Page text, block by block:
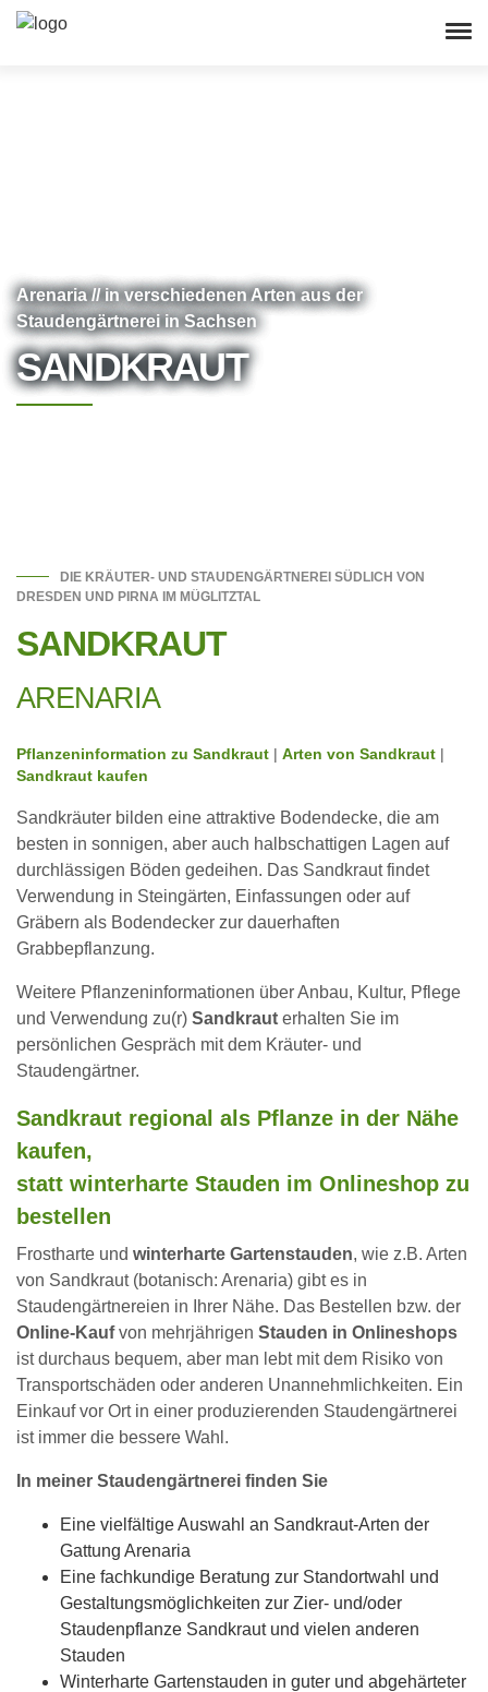
Arenaria // in verschiedenen Arten aus der
Staudengärtnerei in Sachsen
SANDKRAUT
DIE KRÄUTER- UND STAUDENGÄRTNEREI SÜDLICH VON
DRESDEN UND PIRNA IM MÜGLITZTAL
SANDKRAUT
ARENARIA
Pflanzeninformation zu Sandkraut Arten von Sandkraut
Sandkraut kaufen
Sandkräuter bilden eine attraktive Bodendecke, die am
besten in sonnigen, aber auch halbschattigen Lagen auf
durchlässigen Böden gedeihen. Das Sandkraut findet
Verwendung in Steingärten, Einfassungen oder auf
Gräbern als Bodendecker zur dauerhaften
Grabbepflanzung.
Weitere Pflanzeninformationen über Anbau, Kultur, Pflege
und Verwendung zu(r) Sandkraut erhalten Sie im
persönlichen Gespräch mit dem Kräuter- und
Staudengärtner.
Sandkraut regional als Pflanze in der Nähe
kaufen,
statt winterharte Stauden im Onlineshop zu
bestellen
Frostharte und winterharte Gartenstauden, wie z.B. Arten
von Sandkraut (botanisch: Arenaria) gibt es in
Staudengärtnereien in Ihrer Nähe. Das Bestellen bzw. der
Online-Kaufvon mehrjährigen Stauden in Onlineshops
ist durchaus bequem, aber man lebt mit dem Risiko von
Transportschäden oder anderen Unannehmlichkeiten. Ein
Einkauf vor Ort in einer produzierenden Staudengärtnerei
ist immer die bessere Wahl.
In meiner Staudengärtnerei finden Sie
Eine vielfältige Auswahl an Sandkraut-Arten der
Gattung Arenaria
Eine fachkundige Beratung zur Standortwahl und
Gestaltungsmöglichkeiten zur Zier- und/oder
Staudenpflanze Sandkraut und vielen anderen
Stauden
Winterharte Gartenstauden in guter und abgehärteter